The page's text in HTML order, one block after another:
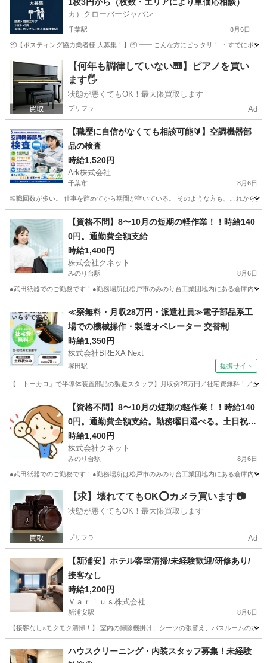
カ）クローバージャパン
千葉駅 8月6日
📦【ポスティング協力業者様 大募集！】📦 ━━ こんな方にピッタリ！ ・すでにポス
千葉 千葉市 千葉駅 軽作業 業務委託契約
【何年も調律していない🎹】ピアノを買い
ます🖐️
状態が悪くてもOK！最大限買取します
プリフラ Ad
【職歴に自信がなくても相談可能🔰】空調機器部
品の検査
時給1,520円
Ark株式会社
千葉市 8月6日
転職回数が多い。 仕事を辞めてから期間が空いている。 そのような方も、これから
工場 ゴールデンウィーク
【資格不問】8〜10月の短期の軽作業！！時給140
0円。通勤費全額支給
時給1,400円
株式会社クネット
みのり台駅 8月6日
●武田紙器でのご勤務です！●勤務場所は松戸市のみのり台工業団地内にある倉庫内
みのり台駅 仕分け 短期間
≪寮無料・月収28万円・派遣社員≫電子部品系工
場での機械操作・製造オペレーター 交替制
時給1,350円
株式会社BREXA Next
塚田駅 提携サイト
【「トーカロ」で半導体装置部品の製造スタッフ】月収例28万円／社宅費無料
塚田駅 その他
【資格不問】8〜10月の短期の軽作業！！時給140
0円。通勤費全額支給。勤務曜日選べる。土日祝日
休み。松戸市みのり台。みのり台駅から徒歩7分と
通勤至便。
時給1,400円
株式会社クネット
みのり台駅 8月6日
●武田紙器でのご勤務です！●勤務場所は松戸市のみのり台工業団地内にある倉庫内
千葉 松戸市 みのり台駅 仕分け 短期間
【求】壊れててもOK⭕️カメラ買います📷
状態が悪くてもOK！最大限買取します
プリフラ Ad
【新浦安】ホテル客室清掃/未経験歓迎/研修あり/
接客なし
時給1,200円
Ｖａｒｉｕｓ株式会社
新浦安駅 8月6日
【接客なし×モクモク清掃！】 室内の掃除機掛け、シーツの張替え、バスルームの水
新浦安駅 客室
ハウスクリーニング・内装スタッフ募集！未経験